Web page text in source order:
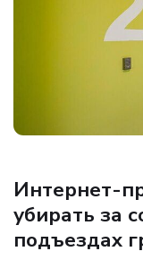
Интернет-
убирать за
подъездах